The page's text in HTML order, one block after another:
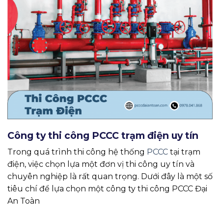
Công ty thi công PCCC trạm điện uy tín
Trong quá trình thi công hệ thống PCCC tại trạm
điện, việc chọn lựa một đơn vị thi công uy tín và
chuyên nghiệp là rất quan trọng. Dưới đây là một số
tiêu chí để lựa chọn một công ty thi công PCCC Đại
An Toàn